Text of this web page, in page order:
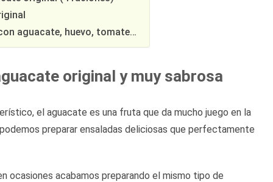
aguacate, huevo, tomate…
original y muy sabrosa
el aguacate es una fruta que da mucho juego en la
preparar ensaladas deliciosas que perfectamente
ocasiones acabamos preparando el mismo tipo de